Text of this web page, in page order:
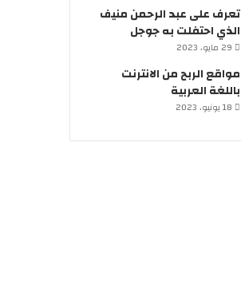
تعرف على عبد الرحمن منيف
الذي احتفلت به جوجل
29 مايو، 2023
مواقع الربح من الانترنت
باللغة العربية
18 يونيو، 2023